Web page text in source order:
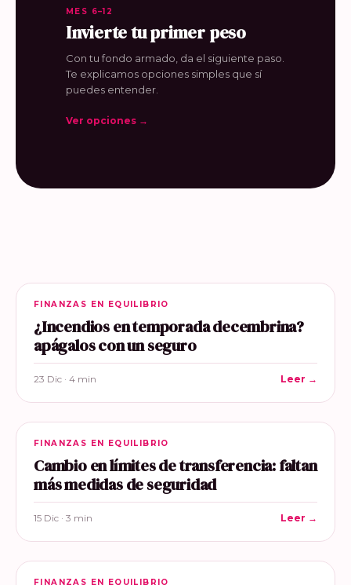
MES 6–12
Invierte tu primer peso
Con tu fondo armado, da el siguiente paso.
Te explicamos opciones simples que sí
puedes entender.
Ver opciones →
FINANZAS EN EQUILIBRIO
¿Incendios en temporada decembrina?
apágalos con un seguro
23 Dic · 4 min Leer →
FINANZAS EN EQUILIBRIO
Cambio en límites de transferencia: faltan
más medidas de seguridad
15 Dic · 3 min Leer →
FINANZAS EN EQUILIBRIO